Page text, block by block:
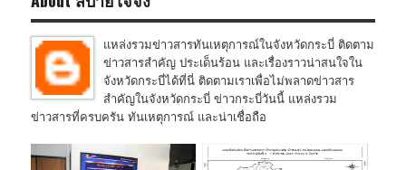
แหล่งรวมข่าวสารทันเหตุการณ์ในจังหวัดกระบี่ ติดตาม
ข่าวสารสำคัญ ประเด็นร้อน และเรื่องราวน่าสนใจใน
จังหวัดกระบี่ได้ที่นี่ ติดตามเราเพื่อไม่พลาดข่าวสาร
สำคัญในจังหวัดกระบี่ ข่าวกระบี่วันนี้ แหล่งรวม
ข่าวสารที่ครบครัน ทันเหตุการณ์ และน่าเชื่อถือ